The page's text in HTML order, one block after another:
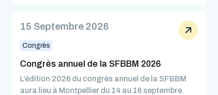
15 Septembre 2026
Congrès
Congrès annuel de la SFBBM 2026
L’édition 2026 du congrès annuel de la SFBBM
aura lieu à Montpellier du 14 au 16 septembre.